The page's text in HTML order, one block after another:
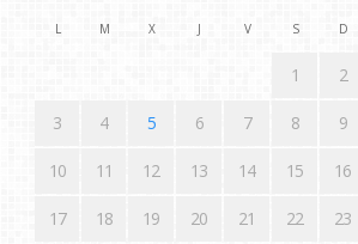
L M X J V S D
1 2
3 4 5 6 7 8 9
10 11 12 13 14 15 16
17 18 19 20 21 22 23